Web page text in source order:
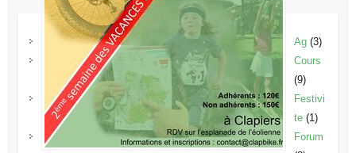
Ag(3)
Cours
(9)
Festivi
te(1)
Forum